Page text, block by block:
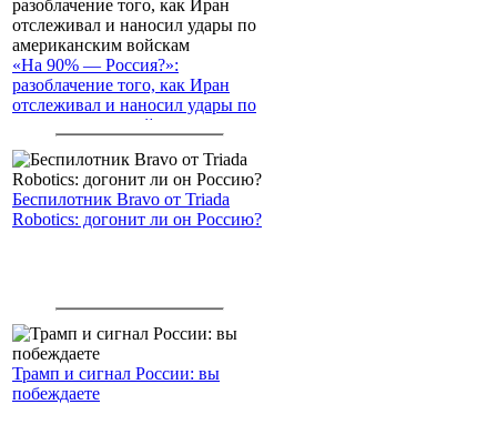
«На 90% — Россия?»:
разоблачение того, как Иран
отслеживал и наносил удары по
американским войскам
Беспилотник Bravo от Triada
Robotics: догонит ли он Россию?
Трамп и сигнал России: вы
побеждаете